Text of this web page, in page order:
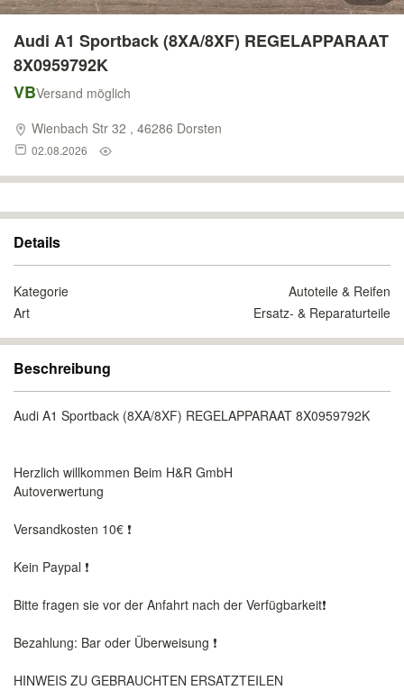
Audi A1 Sportback (8XA/8XF) REGELAPPARAAT
8X0959792K
VBVersand möglich
Wienbach Str 32 , 46286 Dorsten
02.08.2026
Details
Kategorie
Autoteile & Reifen
Art
Ersatz- & Reparaturteile
Beschreibung
Audi A1 Sportback (8XA/8XF) REGELAPPARAAT 8X0959792K
Herzlich willkommen Beim H&R GmbH
Autoverwertung
Versandkosten 10€ ❗️
Kein Paypal ❗️
Bitte fragen sie vor der Anfahrt nach der Verfügbarkeit❗️
Bezahlung: Bar oder Überweisung ❗️
HINWEIS ZU GEBRAUCHTEN ERSATZTEILEN